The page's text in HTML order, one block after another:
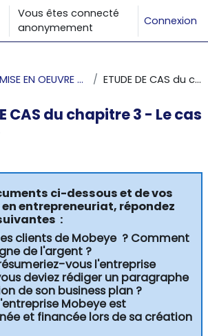
la saisie de recherche
Vous êtes connecté
anonymement
Connexion
LA MISE EN OEUVRE DU PROJET ENTREPRENEURIAL ETUDE DE CAS du chapitre 3 - Le cas Mobeye
CAS du chapitre 3 - Le cas
ci-dessous et de vos
entrepreneuriat, répondez
:
clients de Mobeye ? Comment
de l'argent ?
vous l'entreprise
deviez rédiger un paragraphe
de son business plan ?
Mobeye est
et financée lors de sa création